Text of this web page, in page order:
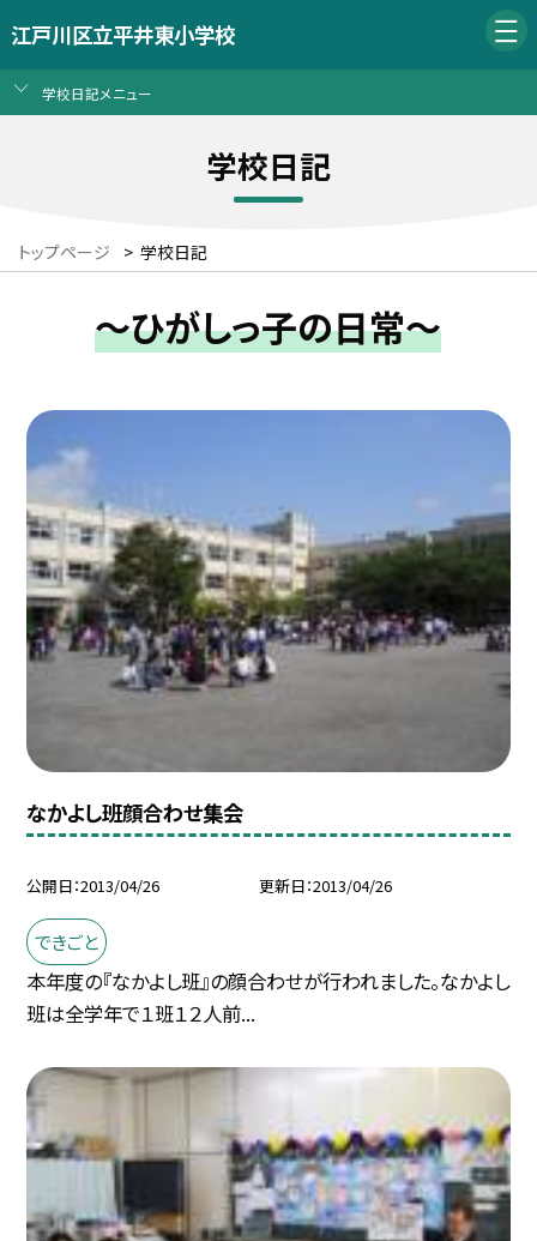
江戸川区立平井東小学校
学校日記メニュー
学校日記
トップページ > 学校日記
～ひがしっ子の日常～
なかよし班顔合わせ集会
公開日 2013/04/26 更新日 2013/04/26
できごと
本年度の『なかよし班』の顔合わせが行われました。なかよし
班は全学年で１班１２人前...